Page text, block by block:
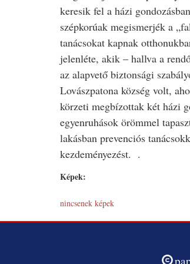
keresik fel a házi
szépkorúak megismerjék a
tanácsokat kapnak
jelenléte, akik – hallva a
az alapvető biztonsági
Lovászpatona község volt,
körzeti megbízottak két házi
egyenruhások örömmel
lakásban prevenciós
kezdeményezést. .
Képek:
nincsenek képek